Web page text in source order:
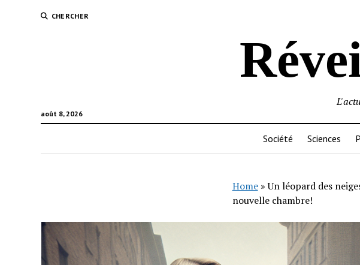
CHERCHER
août 8, 2026
Société Sciences
Home»Un léopard des
nouvelle chambre!